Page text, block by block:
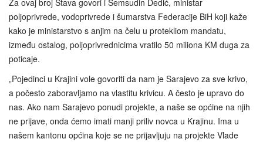
poljoprivrede, vodoprivrede i šumarstva Federacije BiH koji kaže
kako je ministarstvo s anjim na čelu u protekliom mandatu,
između ostalog, poljoprivrednicima vratilo 50 miliona KM duga za
poticaje.
„Pojedinci u Krajini vole govoriti da nam je Sarajevo za sve krivo,
a počesto zaboravljamo na vlastitu krivicu. A često je upravo do
nas. Ako nam Sarajevo ponudi projekte, a naše se općine na njih
ne prijave, onda ćemo imati manji priliv novca u Krajinu. Ima u
našem kantonu općina koje se ne prijavljuju na projekte Vlade